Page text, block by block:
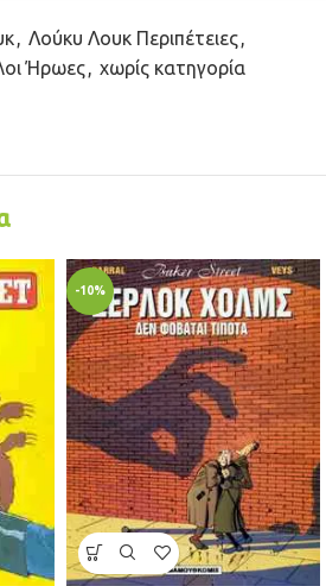
, Λούκυ Λουκ Περιπέτειες,
Ήρωες, χωρίς κατηγορία
-10%